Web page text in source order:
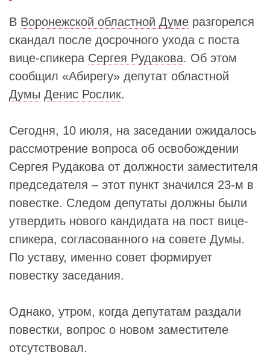
В Воронежской областной Думе разгорелся
скандал после досрочного ухода с поста
вице-спикера Сергея Рудакова. Об этом
сообщил «Абирегу» депутат областной
Думы Денис Рослик.
Сегодня, 10 июля, на заседании ожидалось
рассмотрение вопроса об освобождении
Сергея Рудакова от должности заместителя
председателя – этот пункт значился 23-м в
повестке. Следом депутаты должны были
утвердить нового кандидата на пост вице-
спикера, согласованного на совете Думы.
По уставу, именно совет формирует
повестку заседания.
Однако, утром, когда депутатам раздали
повестки, вопрос о новом заместителе
отсутствовал.